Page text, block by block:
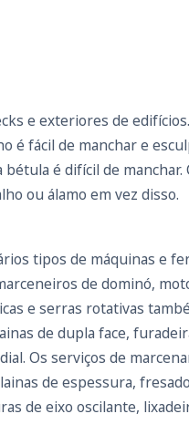
e exteriores de
é fácil de manchar e
bétula é difícil de
ou álamo em vez disso.
tipos de máquinas
de dominó,
e serras rotativas
de dupla face,
Os serviços de
de espessura,
de eixo oscilante,